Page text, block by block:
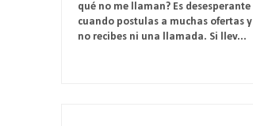
qué no me llaman? Es desesperante
cuando postulas a muchas ofertas y
no recibes ni una llamada. Si llev...